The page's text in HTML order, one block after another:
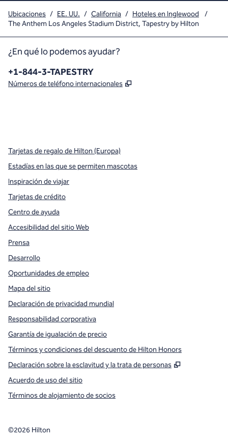
Ubicaciones / EE. UU. / California / Hoteles en Inglewood
/
The Anthem Los Angeles Stadium District, Tapestry by Hilton
¿En qué lo podemos ayudar?
Teléfono:
+1-844-3-TAPESTRY
Números de teléfono internacionales ,
Tarjetas de regalo de Hilton (Europa)
Estadías en las que se permiten mascotas
Inspiración de viajar
Tarjetas de crédito
Centro de ayuda
Accesibilidad del sitio Web
Prensa
Desarrollo
Oportunidades de empleo
Mapa del sitio
Declaración de privacidad mundial
Responsabilidad corporativa
Garantía de igualación de precio
Términos y condiciones del descuento de Hilton Honors
Declaración sobre la esclavitud y la trata de personas
,
Acuerdo de uso del sitio
Términos de alojamiento de socios
©2026 Hilton